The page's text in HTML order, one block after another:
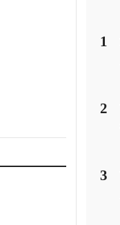
1
2
3